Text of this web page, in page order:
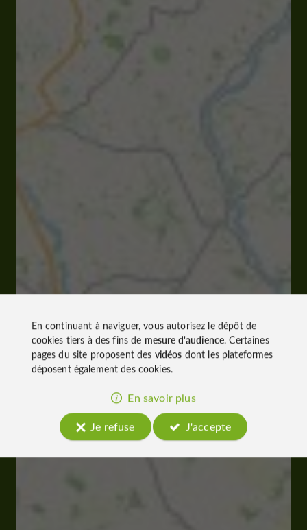
En continuant à naviguer, vous autorisez le dépôt de
cookies tiers à des fins de mesure d'audience. Certaines
pages du site proposent des vidéos dont les plateformes
déposent également des cookies.
En savoir plus
Je refuse
J'accepte